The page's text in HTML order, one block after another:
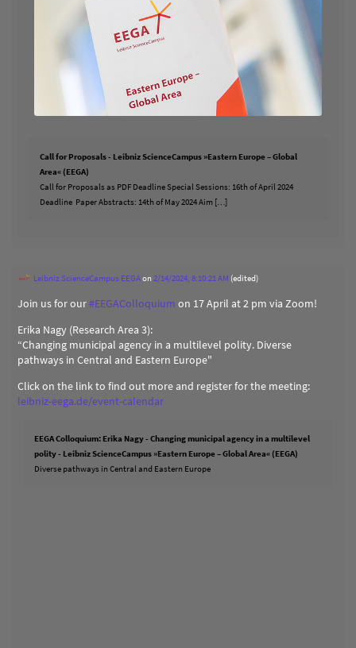
Call for Proposals - Leibniz ScienceCampus »Eastern Europe – Global
Area« (EEGA)
Call for Proposals as PDF Deadline Special Sessions: 16th of April 2024
Deadline Paper Abstracts: 14th of May 2024 Aim […]
Leibniz ScienceCampus EEGAon2/14/2024, 8:10:21 AM (edited)
Join us for our#EEGAColloquium on 17 April at 2 pm via Zoom!
Erika Nagy (Research Area 3):
“Changing municipal agency in a multilevel polity. Diverse
pathways in Central and Eastern Europe"
Click on the link to find out more and register for the meeting:
leibniz-eega.de/event-calendar
EEGA Colloquium: Erika Nagy - Changing municipal agency in a multilevel
polity - Leibniz ScienceCampus »Eastern Europe – Global Area« (EEGA)
Diverse pathways in Central and Eastern Europe